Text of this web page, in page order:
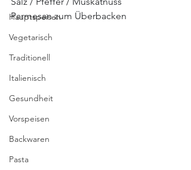
Hauptspeisen
Vegetarisch
Traditionell
Italienisch
Gesundheit
Vorspeisen
Backwaren
Pasta
Parmesan zum Überbacken